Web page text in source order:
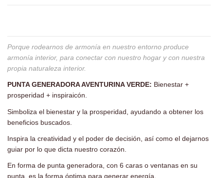
Porque rodearnos de armonía en nuestro entorno produce
armonía interior, para conectar con nuestro hogar y con nuestra
propia naturaleza interior.
PUNTA GENERADORA AVENTURINA VERDE: Bienestar +
prosperidad + inspiraicón.
Simboliza el bienestar y la prosperidad, ayudando a obtener los
beneficios buscados.
Inspira la creatividad y el poder de decisión, así como el dejarnos
guiar por lo que dicta nuestro corazón.
En forma de punta generadora, con 6 caras o ventanas en su
punta, es la forma óptima para generar energía.